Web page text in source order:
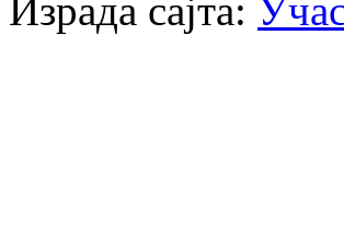
Израда сајта: